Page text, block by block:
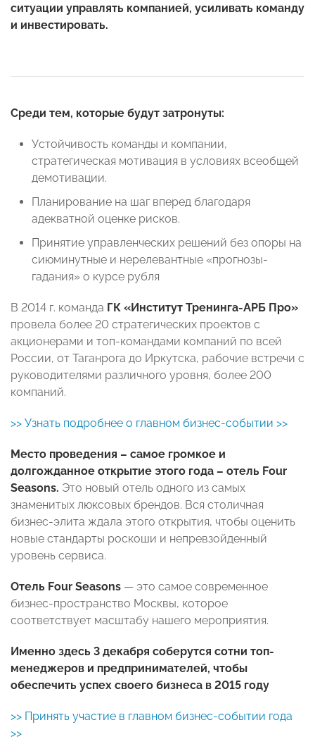
ситуации управлять компанией, усиливать команду
и инвестировать.
Среди тем, которые будут затронуты:
Устойчивость команды и компании,
стратегическая мотивация в условиях всеобщей
демотивации.
Планирование на шаг вперед благодаря
адекватной оценке рисков.
Принятие управленческих решений без опоры на
сиюминутные и нерелевантные «прогнозы-
гадания» о курсе рубля
В 2014 г. команда ГК «Институт Тренинга-АРБ Про»
провела более 20 стратегических проектов с
акционерами и топ-командами компаний по всей
России, от Таганрога до Иркутска, рабочие встречи с
руководителями различного уровня, более 200
компаний.
>> Узнать подробнее о главном бизнес-событии >>
Место проведения – самое громкое и
долгожданное открытие этого года – отель Four
Seasons. Это новый отель одного из самых
знаменитых люксовых брендов. Вся столичная
бизнес-элита ждала этого открытия, чтобы оценить
новые стандарты роскоши и непревзойденный
уровень сервиса.
Отель Four Seasons — это самое современное
бизнес-пространство Москвы, которое
соответствует масштабу нашего мероприятия.
Именно здесь 3 декабря соберутся сотни топ-
менеджеров и предпринимателей, чтобы
обеспечить успех своего бизнеса в 2015 году
>> Принять участие в главном бизнес-событии года
>>